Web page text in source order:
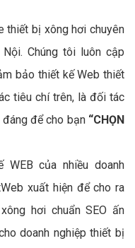
thiết bị xông hơi chuyên
Chúng tôi luôn cập
bảo thiết kế Web thiết
tiêu chí trên, là đối tác
để cho bạn “CHỌN
của nhiều doanh
xuất hiện để cho ra
hơi chuẩn SEO ấn
doanh nghiệp thiết bị